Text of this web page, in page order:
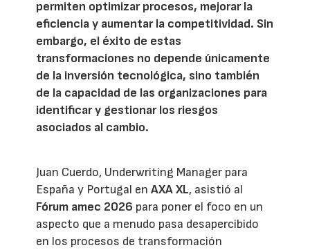
permiten optimizar procesos, mejorar la
eficiencia y aumentar la competitividad. Sin
embargo, el éxito de estas
transformaciones no depende únicamente
de la inversión tecnológica, sino también
de la capacidad de las organizaciones para
identificar y gestionar los riesgos
asociados al cambio.
Juan Cuerdo, Underwriting Manager para
España y Portugal enAXA XL, asistió al
Fórum amec 2026 para poner el foco en un
aspecto que a menudo pasa desapercibido
en los procesos de transformación